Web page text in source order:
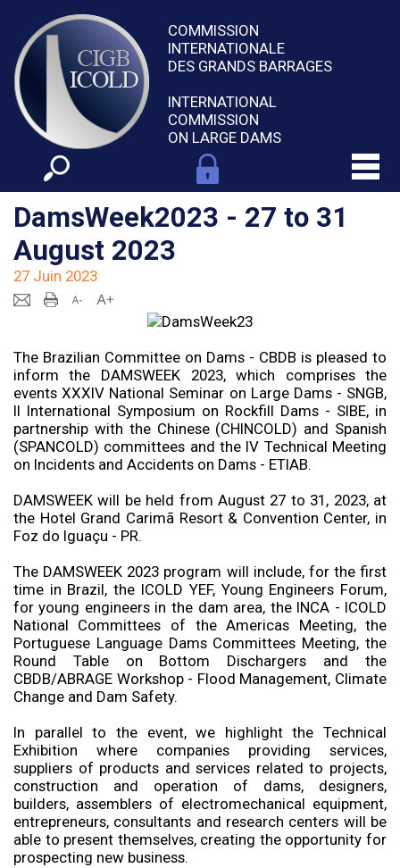
COMMISSION
INTERNATIONALE
DES GRANDS BARRAGES
INTERNATIONAL
COMMISSION
ON LARGE DAMS
DamsWeek2023 - 27 to 31
August 2023
27 Juin 2023
The Brazilian Committee on Dams - CBDB is pleased to
inform the DAMSWEEK 2023, which comprises the
events XXXIV National Seminar on Large Dams - SNGB,
II International Symposium on Rockfill Dams - SIBE, in
partnership with the Chinese (CHINCOLD) and Spanish
(SPANCOLD) committees and the IV Technical Meeting
on Incidents and Accidents on Dams - ETIAB.
DAMSWEEK will be held from August 27 to 31, 2023, at
the Hotel Grand Carimã Resort & Convention Center, in
Foz do Iguaçu - PR.
The DAMSWEEK 2023 program will include, for the first
time in Brazil, the ICOLD YEF, Young Engineers Forum,
for young engineers in the dam area, the INCA - ICOLD
National Committees of the Americas Meeting, the
Portuguese Language Dams Committees Meeting, the
Round Table on Bottom Dischargers and the
CBDB/ABRAGE Workshop - Flood Management, Climate
Change and Dam Safety.
In parallel to the event, we highlight the Technical
Exhibition where companies providing services,
suppliers of products and services related to projects,
construction and operation of dams, designers,
builders, assemblers of electromechanical equipment,
entrepreneurs, consultants and research centers will be
able to present themselves, creating the opportunity for
prospecting new business.